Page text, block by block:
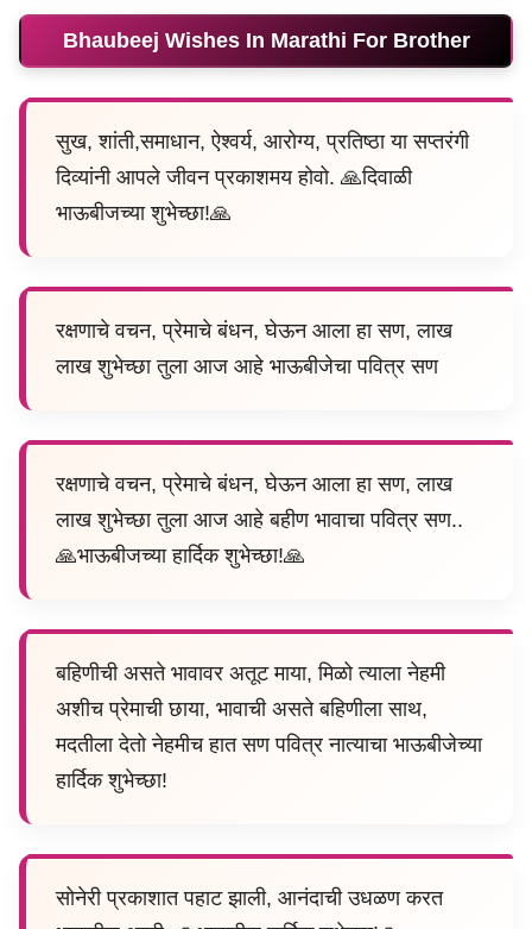
Bhaubeej Wishes In Marathi For Brother
सुख, शांती,समाधान, ऐश्वर्य, आरोग्य, प्रतिष्ठा या सप्तरंगी
दिव्यांनी आपले जीवन प्रकाशमय होवो. 🙏दिवाळी
भाऊबीजच्या शुभेच्छा!🙏
रक्षणाचे वचन, प्रेमाचे बंधन, घेऊन आला हा सण, लाख
लाख शुभेच्छा तुला आज आहे भाऊबीजेचा पवित्र सण
रक्षणाचे वचन, प्रेमाचे बंधन, घेऊन आला हा सण, लाख
लाख शुभेच्छा तुला आज आहे बहीण भावाचा पवित्र सण..
🙏भाऊबीजच्या हार्दिक शुभेच्छा!🙏
बहिणीची असते भावावर अतूट माया, मिळो त्याला नेहमी
अशीच प्रेमाची छाया, भावाची असते बहिणीला साथ,
मदतीला देतो नेहमीच हात सण पवित्र नात्याचा भाऊबीजेच्या
हार्दिक शुभेच्छा!
सोनेरी प्रकाशात पहाट झाली, आनंदाची उधळण करत